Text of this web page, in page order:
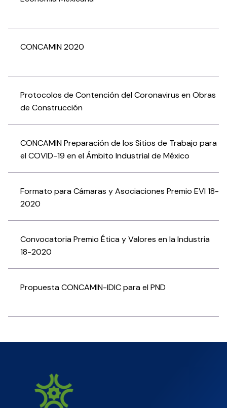
CONCAMIN 2020
Protocolos de Contención del Coronavirus en Obras
de Construcción
CONCAMIN Preparación de los Sitios de Trabajo para
el COVID-19 en el Ámbito Industrial de México
Formato para Cámaras y Asociaciones Premio EVI 18-
2020
Convocatoria Premio Ética y Valores en la Industria
18-2020
Propuesta CONCAMIN-IDIC para el PND